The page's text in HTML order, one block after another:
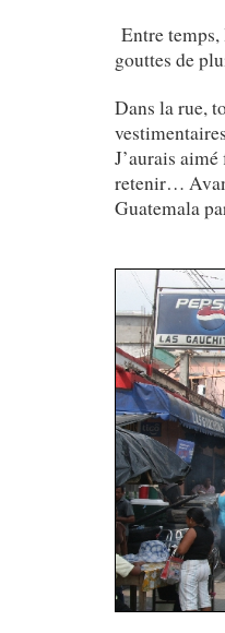
Entre temps,
gouttes de
Dans la rue,
J’aurais
retenir…
Guatemala